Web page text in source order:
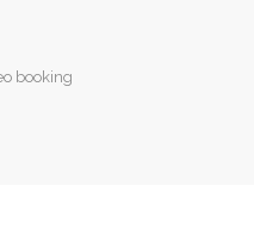
booking